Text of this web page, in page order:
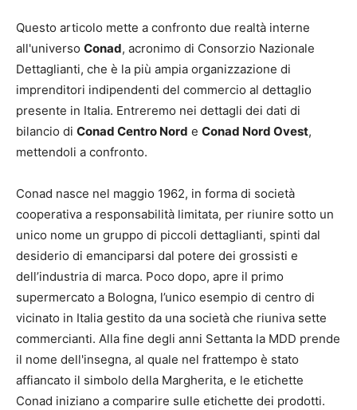
Questo articolo mette a confronto due realtà interne
all'universo Conad, acronimo di Consorzio Nazionale
Dettaglianti, che è la più ampia organizzazione di
imprenditori indipendenti del commercio al dettaglio
presente in Italia. Entreremo nei dettagli dei dati di
bilancio di Conad Centro Nord e Conad Nord Ovest,
mettendoli a confronto.
Conad nasce nel maggio 1962, in forma di società
cooperativa a responsabilità limitata, per riunire sotto un
unico nome un gruppo di piccoli dettaglianti, spinti dal
desiderio di emanciparsi dal potere dei grossisti e
dell’industria di marca. Poco dopo, apre il primo
supermercato a Bologna, l’unico esempio di centro di
vicinato in Italia gestito da una società che riuniva sette
commercianti. Alla fine degli anni Settanta la MDD prende
il nome dell'insegna, al quale nel frattempo è stato
affiancato il simbolo della Margherita, e le etichette
Conad iniziano a comparire sulle etichette dei prodotti.